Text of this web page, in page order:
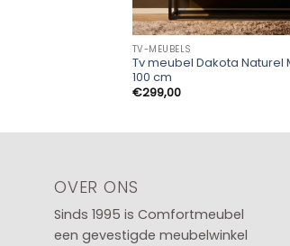
TV-MEUBELS
Tv meubel Dakota Naturel
100 cm
€299,00
OVER ONS
Sinds 1995 is Comfortmeubel
een gevestigde meubelwinkel